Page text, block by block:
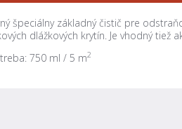
špeciálny základný čistič pre
dlážkových krytín. Je vhodný tiež
750 ml / 5 m2